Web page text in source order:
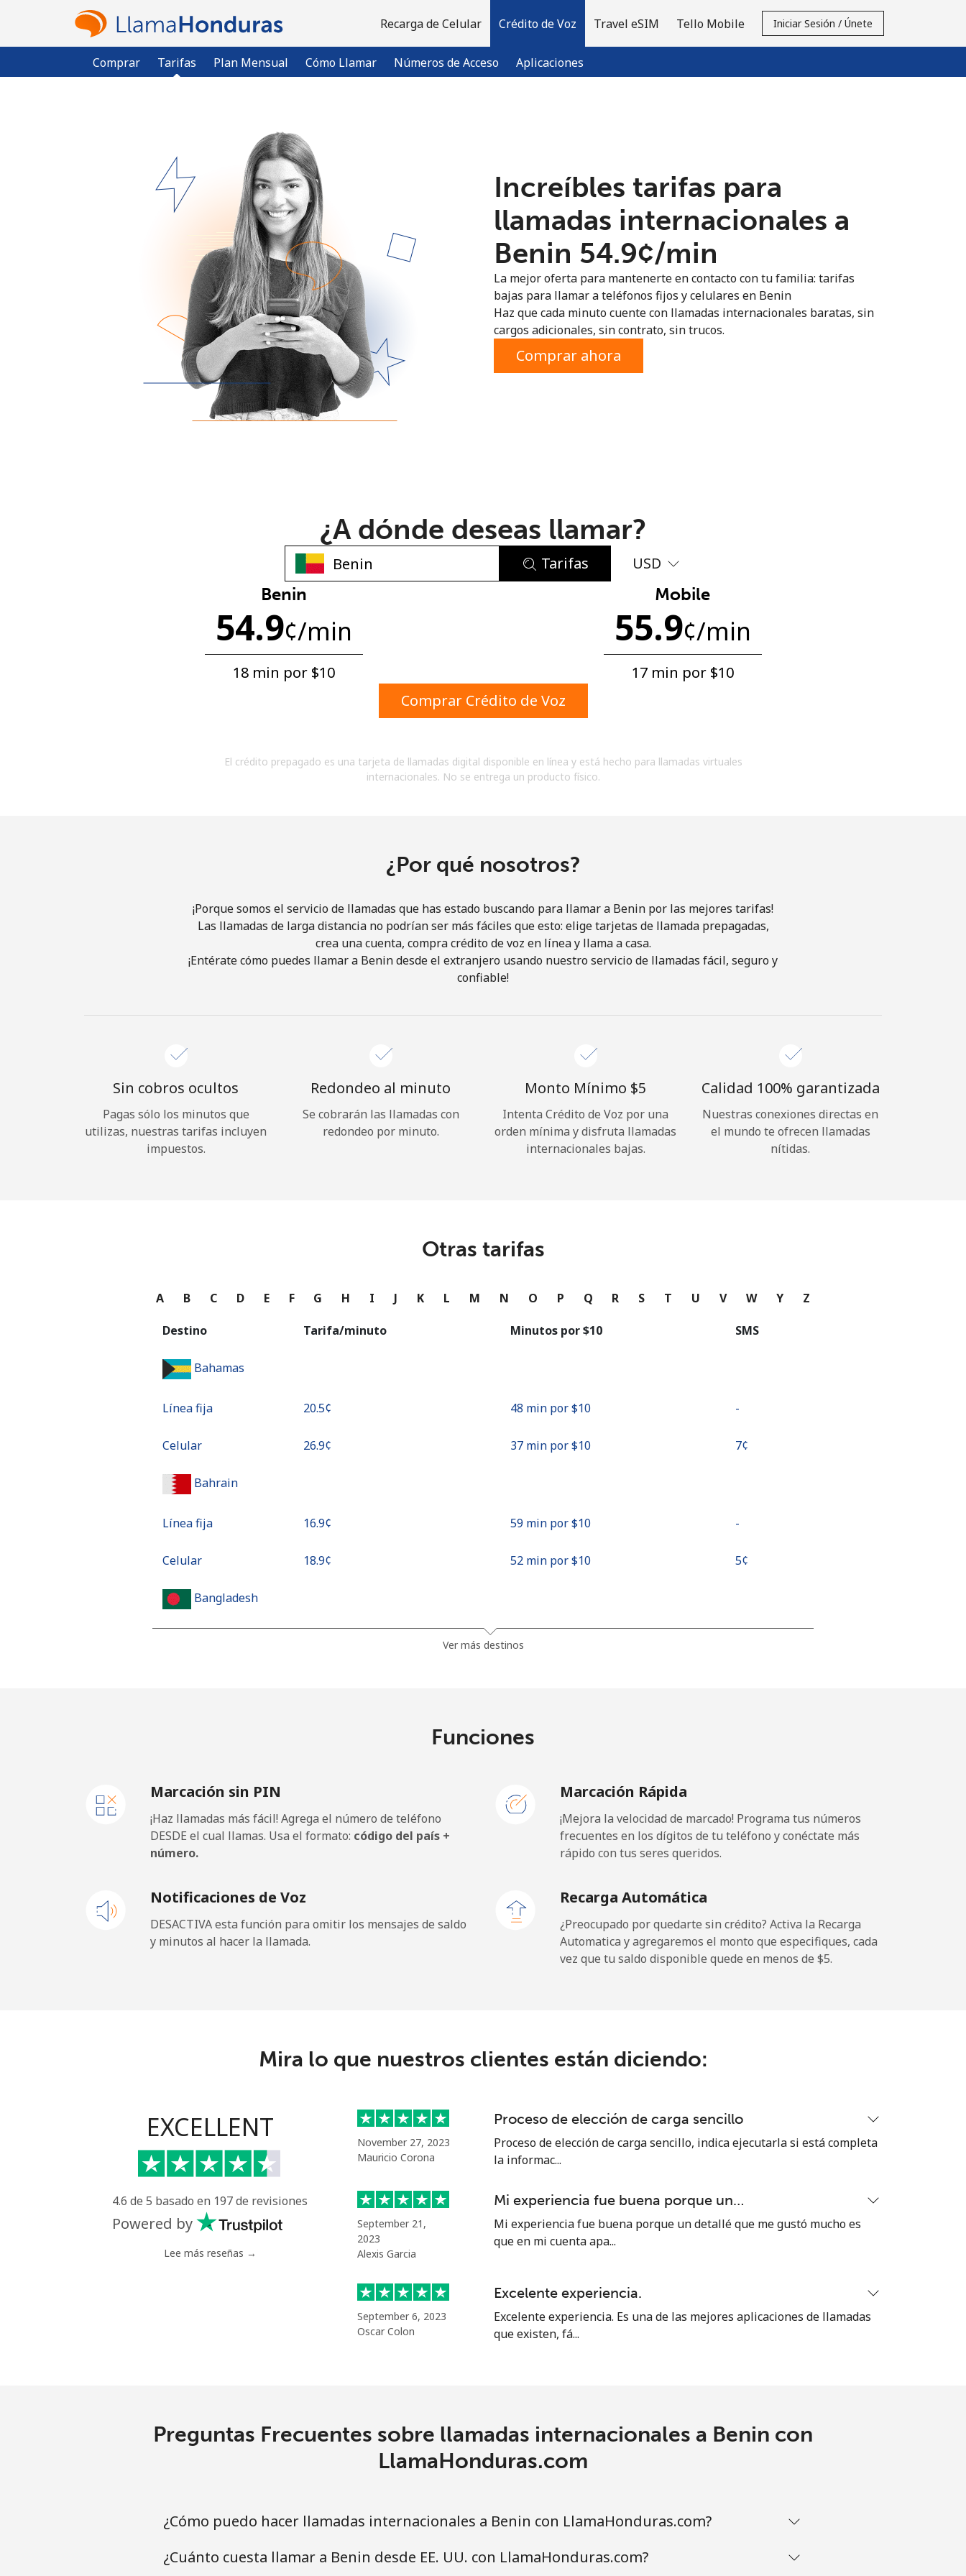
Recarga de Celular Crédito de Voz
Comprar Tarifas Plan Mensual Cómo Llamar Números de Acceso Aplicaciones
Travel eSIM Tello Mobile Iniciar Sesión / Únete
¿Ya tienes una cuenta? Inicia sesión →
Regístrate con
Una letra mayúscula y una minúscula
acuerdo con estos
Términos y condiciones.
Únete
¡Hola!
Iniciar Sesión
Continuar con
Increíbles tarifas para
llamadas internacionales a
Benin ⁦54.9¢⁩/min
La mejor oferta para mantenerte en contacto con tu familia: tarifas
bajas para llamar a teléfonos fijos y celulares en Benin
Haz que cada minuto cuente con llamadas internacionales baratas, sin
cargos adicionales, sin contrato, sin trucos.
Comprar ahora
¿A dónde deseas llamar?
Tarifas USD
Benin
54.9¢/min
18 min por ⁦$10⁩
Mobile
55.9¢/min
17 min por ⁦$10⁩
Comprar Crédito de Voz
El crédito prepagado es una tarjeta de llamadas digital disponible en línea y está hecho para llamadas virtuales
internacionales. No se entrega un producto físico.
¿Por qué nosotros?
¡Porque somos el servicio de llamadas que has estado buscando para llamar a Benin por las mejores tarifas!
Las llamadas de larga distancia no podrían ser más fáciles que esto: elige tarjetas de llamada prepagadas,
crea una cuenta, compra crédito de voz en línea y llama a casa.
¡Entérate cómo puedes llamar a Benin desde el extranjero usando nuestro servicio de llamadas fácil, seguro y
confiable!
Sin cobros ocultos
Pagas sólo los minutos que
utilizas, nuestras tarifas incluyen
impuestos.
Redondeo al minuto
Se cobrarán las llamadas con
redondeo por minuto.
Monto Mínimo ⁦$5⁩
Intenta Crédito de Voz por una
orden mínima y disfruta llamadas
internacionales bajas.
Calidad 100% garantizada
Nuestras conexiones directas en
el mundo te ofrecen llamadas
nítidas.
Otras tarifas
A B C D E F G H I J K L M N O P Q R S T U V W Y Z
Destino Tarifa/minuto Minutos por ⁦$10⁩ SMS
Bahamas
Línea fija ⁦20.5¢⁩ 48 min por ⁦$10⁩ -
Celular ⁦26.9¢⁩ 37 min por ⁦$10⁩ ⁦7¢⁩
Bahrain
Línea fija ⁦16.9¢⁩ 59 min por ⁦$10⁩ -
Celular ⁦18.9¢⁩ 52 min por ⁦$10⁩ ⁦5¢⁩
Bangladesh
Celular 30 min por ⁦$10⁩
Belarus
Celular ⁦50.9¢⁩ 19 min por ⁦$10⁩
Belgium
Celular 31 min por ⁦$10⁩ ⁦14¢⁩
Benin
Línea fija 18 min por ⁦$10⁩
Celular 17 min por ⁦$10⁩
285 min por ⁦$10⁩
Línea fija ⁦9.9¢⁩ 101 min por ⁦$10⁩ -
Bolivia
Línea fija ⁦24.5¢⁩ 40 min por ⁦$10⁩
Ver más destinos
Funciones
Marcación sin PIN
¡Haz llamadas más fácil! Agrega el número de teléfono
DESDE el cual llamas. Usa el formato: código del país +
número.
Marcación Rápida
¡Mejora la velocidad de marcado! Programa tus números
frecuentes en los dígitos de tu teléfono y conéctate más
rápido con tus seres queridos.
Notificaciones de Voz
DESACTIVA esta función para omitir los mensajes de saldo
y minutos al hacer la llamada.
Recarga Automática
¿Preocupado por quedarte sin crédito? Activa la Recarga
Automatica y agregaremos el monto que especifiques, cada
vez que tu saldo disponible quede en menos de ⁦$5⁩.
Mira lo que nuestros clientes están diciendo:
EXCELLENT
4.6 de 5 basado en 197 de revisiones
Powered by
Lee más reseñas →
November 27, 2023
Mauricio Corona
Proceso de elección de carga sencillo
Proceso de elección de carga sencillo, indica ejecutarla si está completa
la informac...
September 21,
2023
Alexis Garcia
Mi experiencia fue buena porque un…
Mi experiencia fue buena porque un detallé que me gustó mucho es
que en mi cuenta apa...
September 6, 2023
Oscar Colon
Excelente experiencia.
Excelente experiencia. Es una de las mejores aplicaciones de llamadas
que existen, fá...
Preguntas Frecuentes sobre llamadas internacionales a Benin con
LlamaHonduras.com
¿Cómo puedo hacer llamadas internacionales a Benin con LlamaHonduras.com?
¿Cuánto cuesta llamar a Benin desde EE. UU. con LlamaHonduras.com?